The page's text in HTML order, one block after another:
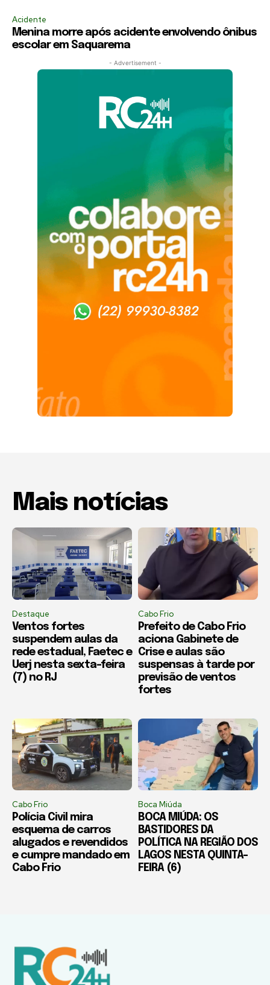
Acidente
Menina morre após acidente envolvendo ônibus
escolar em Saquarema
- Advertisement -
Mais notícias
Destaque
Ventos fortes
suspendem aulas da
rede estadual, Faetec e
Uerj nesta sexta-feira
(7) no RJ
Cabo Frio
Prefeito de Cabo Frio
aciona Gabinete de
Crise e aulas são
suspensas à tarde por
previsão de ventos
fortes
Cabo Frio
Polícia Civil mira
esquema de carros
alugados e revendidos
e cumpre mandado em
Cabo Frio
Boca Miúda
BOCA MIÚDA: OS
BASTIDORES DA
POLÍTICA NA REGIÃO DOS
LAGOS NESTA QUINTA-
FEIRA (6)